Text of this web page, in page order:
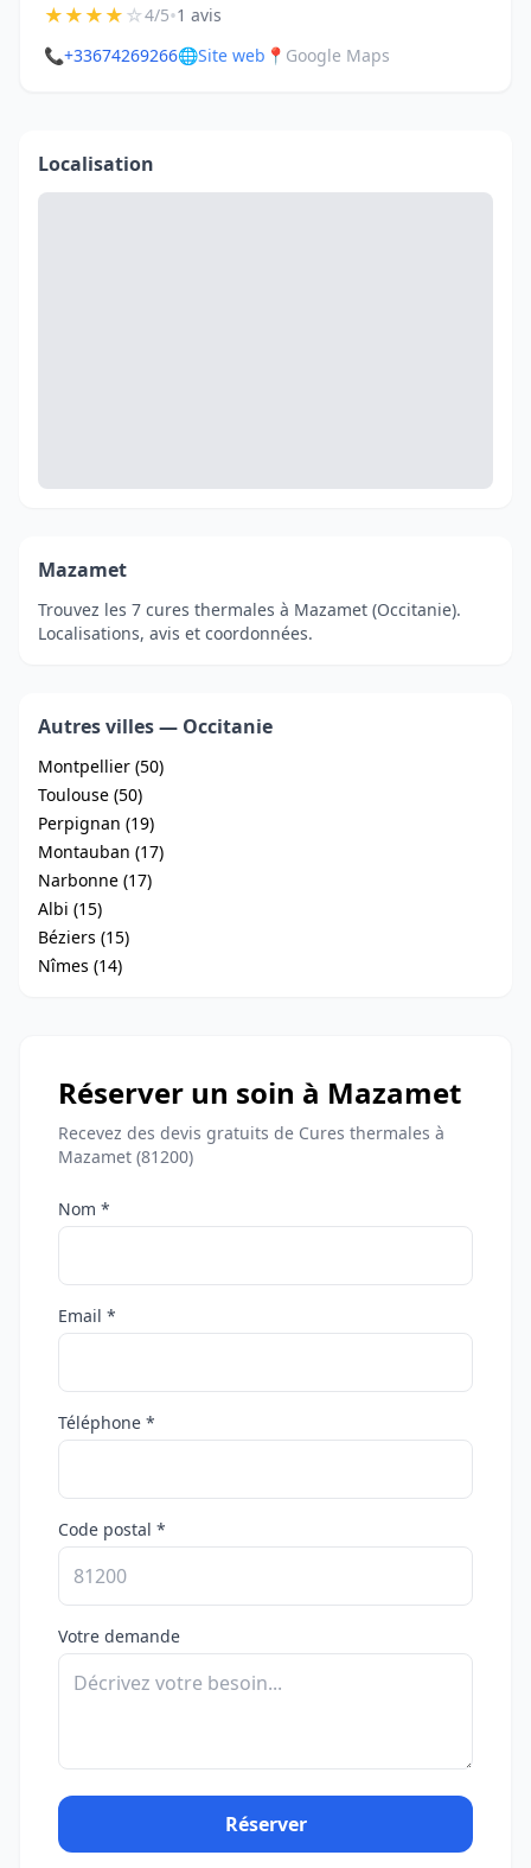
★★★★☆4/5•1 avis
📞+33674269266🌐Site web 📍 Google Maps
Localisation
Mazamet
Trouvez les 7 cures thermales à Mazamet (Occitanie).
Localisations, avis et coordonnées.
Autres villes — Occitanie
Montpellier (50)
Toulouse (50)
Perpignan (19)
Montauban (17)
Narbonne (17)
Albi (15)
Béziers (15)
Nîmes (14)
Réserver un soin à Mazamet
Recevez des devis gratuits de Cures thermales à
Mazamet (81200)
Nom *
Email *
Téléphone *
Code postal *
Votre demande
Réserver